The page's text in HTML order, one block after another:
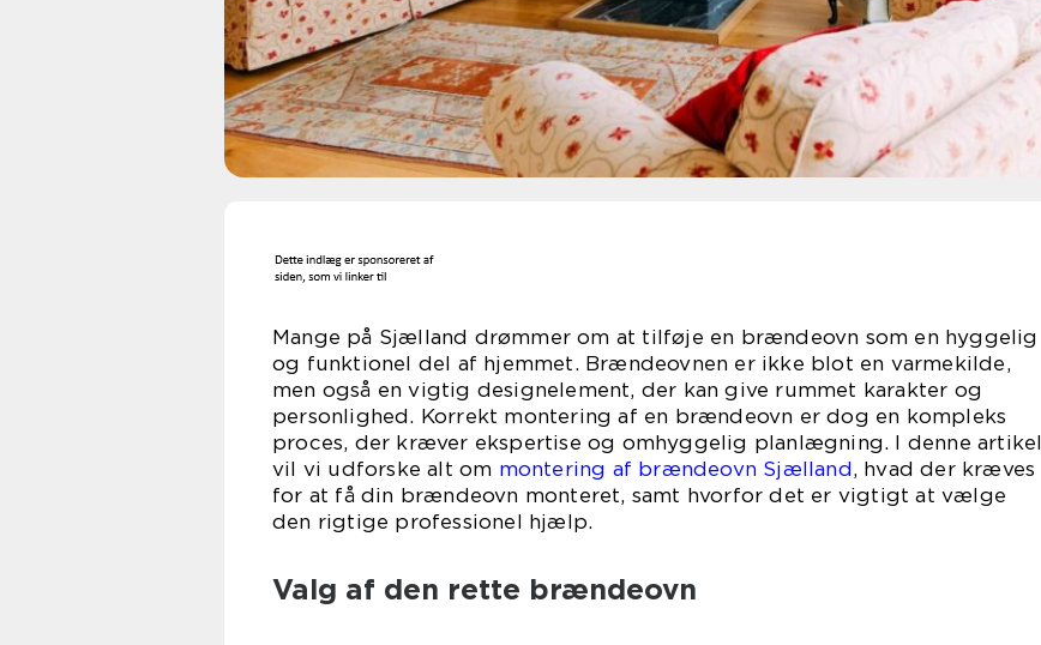
Mange på Sjælland drømmer om at tilføje en brændeovn som en hyggelig
og funktionel del af hjemmet. Brændeovnen er ikke blot en varmekilde,
men også en vigtig designelement, der kan give rummet karakter og
personlighed. Korrekt montering af en brændeovn er dog en kompleks
proces, der kræver ekspertise og omhyggelig planlægning. I denne artikel
vil vi udforske alt om montering af brændeovn Sjælland, hvad der kræves
for at få din brændeovn monteret, samt hvorfor det er vigtigt at vælge
den rigtige professionel hjælp.
Valg af den rette brændeovn